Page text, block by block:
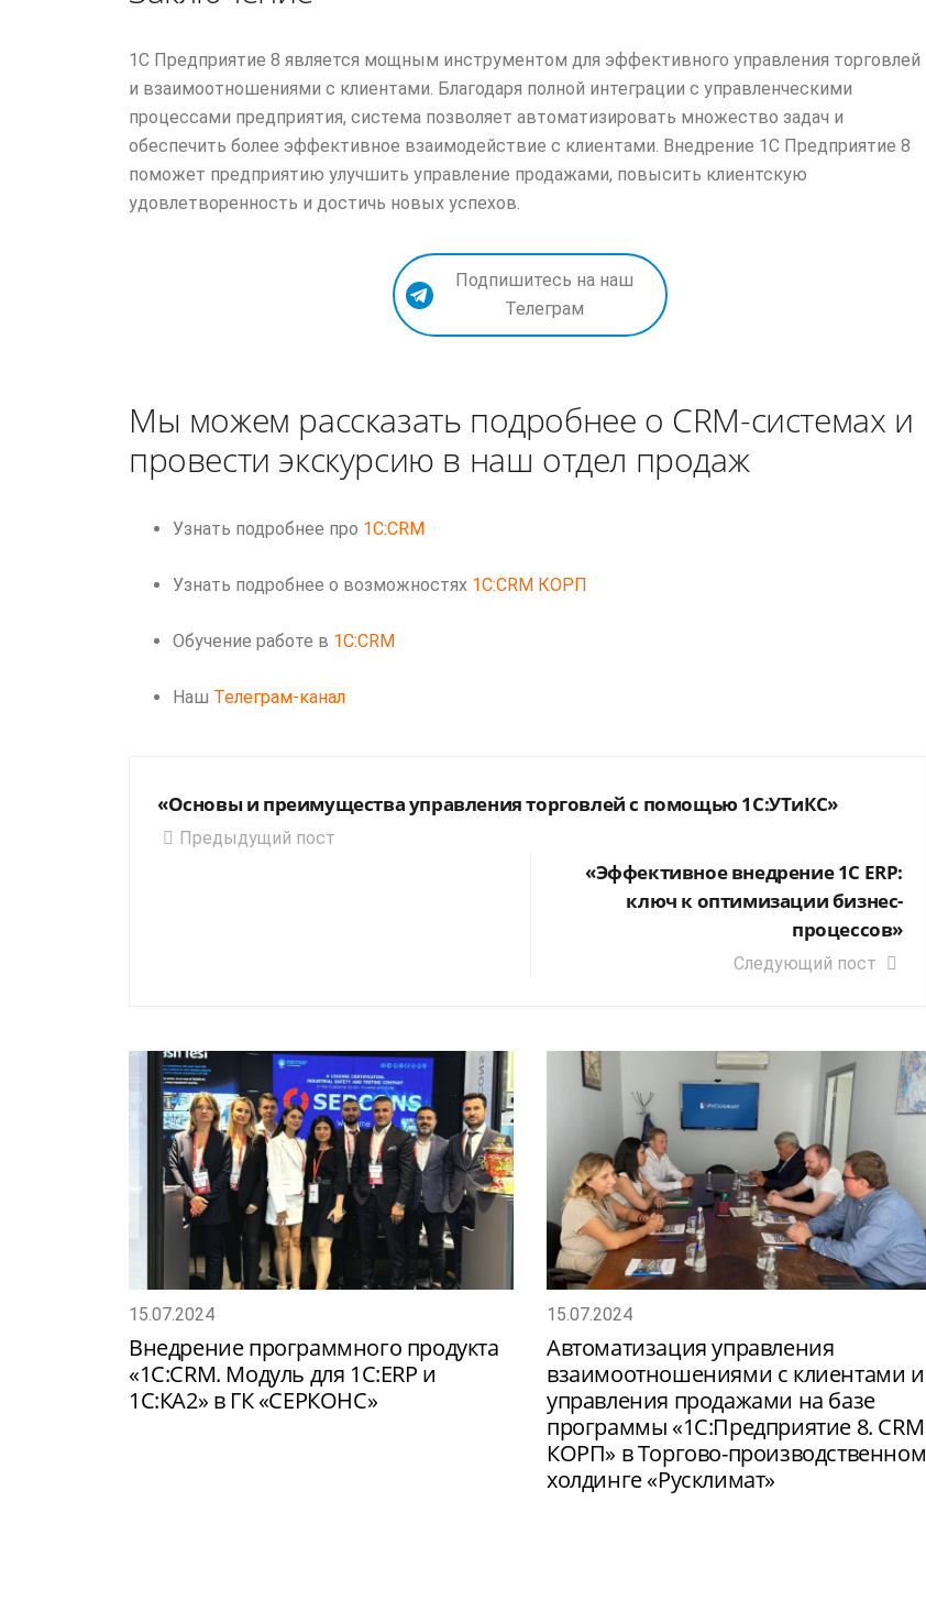
1С Предприятие 8 является мощным инструментом для эффективного управления торговлей
и взаимоотношениями с клиентами. Благодаря полной интеграции с управленческими
процессами предприятия, система позволяет автоматизировать множество задач и
обеспечить более эффективное взаимодействие с клиентами. Внедрение 1С Предприятие 8
поможет предприятию улучшить управление продажами, повысить клиентскую
удовлетворенность и достичь новых успехов.
Подпишитесь на наш
Телеграм
Мы можем рассказать подробнее о CRM-системах и
провести экскурсию в наш отдел продаж
Узнать подробнее про 1C:CRM
Узнать подробнее о возможностях 1C:CRM КОРП
Обучение работе в 1C:CRM
Наш Телеграм-канал
«Основы и преимущества управления торговлей с помощью 1С:УТиКС»
Предыдущий пост
«Эффективное внедрение 1C ERP:
ключ к оптимизации бизнес-
процессов»
Следующий пост
15.07.2024
Внедрение программного продукта
«1С:CRM. Модуль для 1С:ERP и
1С:КА2» в ГК «СЕРКОНС»
15.07.2024
Автоматизация управления
взаимоотношениями с клиентами и
управления продажами на базе
программы «1С:Предприятие 8. CRM
КОРП» в Торгово-производственном
холдинге «Русклимат»